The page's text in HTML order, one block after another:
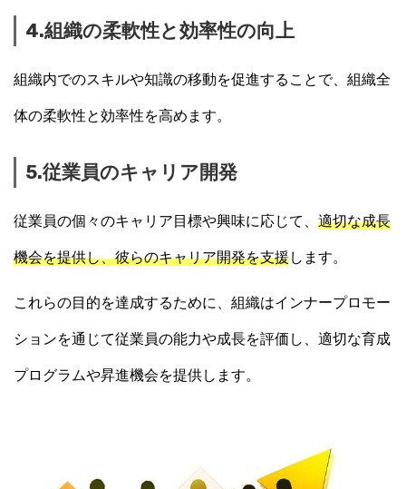
4.組織の柔軟性と効率性の向上
組織内でのスキルや知識の移動を促進することで、組織全
体の柔軟性と効率性を高めます。
5.従業員のキャリア開発
従業員の個々のキャリア目標や興味に応じて、 適切な成長
機会を提供し、彼らのキャリア開発を支援します。
これらの目的を達成するために、組織はインナープロモー
ションを通じて従業員の能力や成長を評価し、適切な育成
プログラムや昇進機会を提供します。